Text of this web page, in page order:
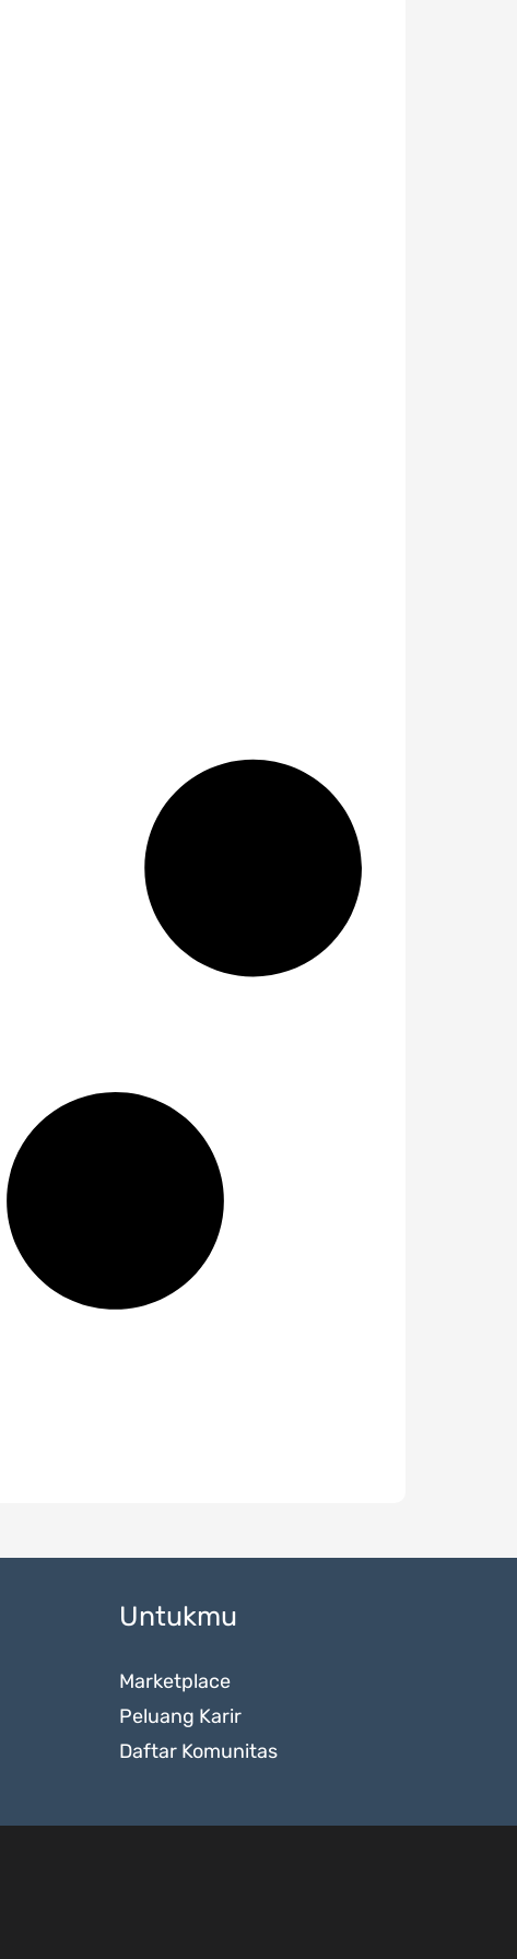
Untukmu
Marketplace
Peluang Karir
Daftar Komunitas